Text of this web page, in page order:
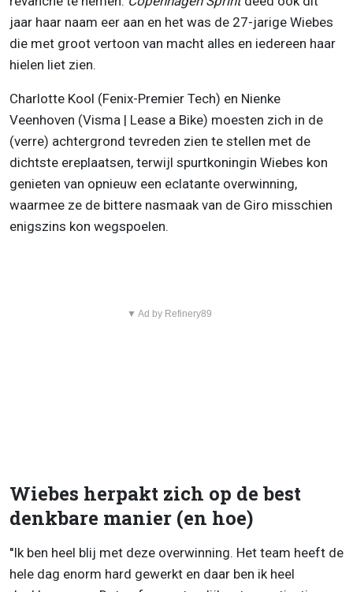
jaar haar naam eer aan en het was de 27-jarige Wiebes
die met groot vertoon van macht alles en iedereen haar
hielen liet zien.
Charlotte Kool (Fenix-Premier Tech) en Nienke
Veenhoven (Visma | Lease a Bike) moesten zich in de
(verre) achtergrond tevreden zien te stellen met de
dichtste ereplaatsen, terwijl spurtkoningin Wiebes kon
genieten van opnieuw een eclatante overwinning,
waarmee ze de bittere nasmaak van de Giro misschien
enigszins kon wegspoelen.
▼ Ad by Refinery89
Wiebes herpakt zich op de best
denkbare manier (en hoe)
''Ik ben heel blij met deze overwinning. Het team heeft de
hele dag enorm hard gewerkt en daar ben ik heel